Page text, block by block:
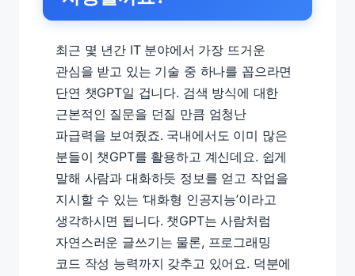
최근 몇 년간 IT 분야에서 가장 뜨거운
관심을 받고 있는 기술 중 하나를 꼽으라면
단연 챗GPT일 겁니다. 검색 방식에 대한
근본적인 질문을 던질 만큼 엄청난
파급력을 보여줬죠. 국내에서도 이미 많은
분들이 챗GPT를 활용하고 계신데요. 쉽게
말해 사람과 대화하듯 정보를 얻고 작업을
지시할 수 있는 ‘대화형 인공지능’이라고
생각하시면 됩니다. 챗GPT는 사람처럼
자연스러운 글쓰기는 물론, 프로그래밍
코드 작성 능력까지 갖추고 있어요. 덕분에